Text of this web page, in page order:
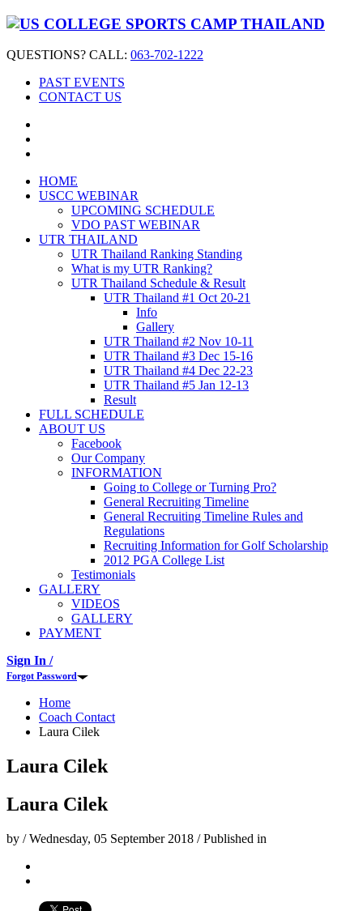
QUESTIONS? CALL: 063-702-1222
PAST EVENTS
CONTACT US
HOME
USCC WEBINAR
UPCOMING SCHEDULE
VDO PAST WEBINAR
UTR THAILAND
UTR Thailand Ranking Standing
What is my UTR Ranking?
UTR Thailand Schedule & Result
UTR Thailand #1 Oct 20-21
Info
Gallery
UTR Thailand #2 Nov 10-11
UTR Thailand #3 Dec 15-16
UTR Thailand #4 Dec 22-23
UTR Thailand #5 Jan 12-13
Result
FULL SCHEDULE
ABOUT US
Facebook
Our Company
INFORMATION
Going to College or Turning Pro?
General Recruiting Timeline
General Recruiting Timeline Rules and
Regulations
Recruiting Information for Golf Scholarship
2012 PGA College List
Testimonials
GALLERY
VIDEOS
GALLERY
PAYMENT
Sign In /
Forgot Password
Home
Coach Contact
Laura Cilek
Laura Cilek
Laura Cilek
by /Wednesday, 05 September 2018 /Published in